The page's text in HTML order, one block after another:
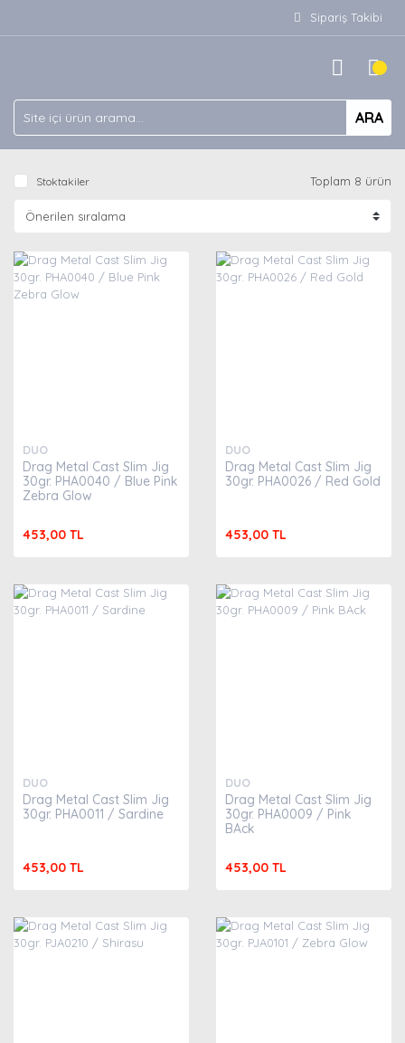
Sipariş Takibi
ARA
Stoktakiler Toplam 8 ürün
DUO
Drag Metal Cast Slim Jig
30gr. PHA0040 / Blue Pink
Zebra Glow
453,00 TL
DUO
Drag Metal Cast Slim Jig
30gr. PHA0026 / Red Gold
453,00 TL
DUO
Drag Metal Cast Slim Jig
30gr. PHA0011 / Sardine
453,00 TL
DUO
Drag Metal Cast Slim Jig
30gr. PHA0009 / Pink
BAck
453,00 TL